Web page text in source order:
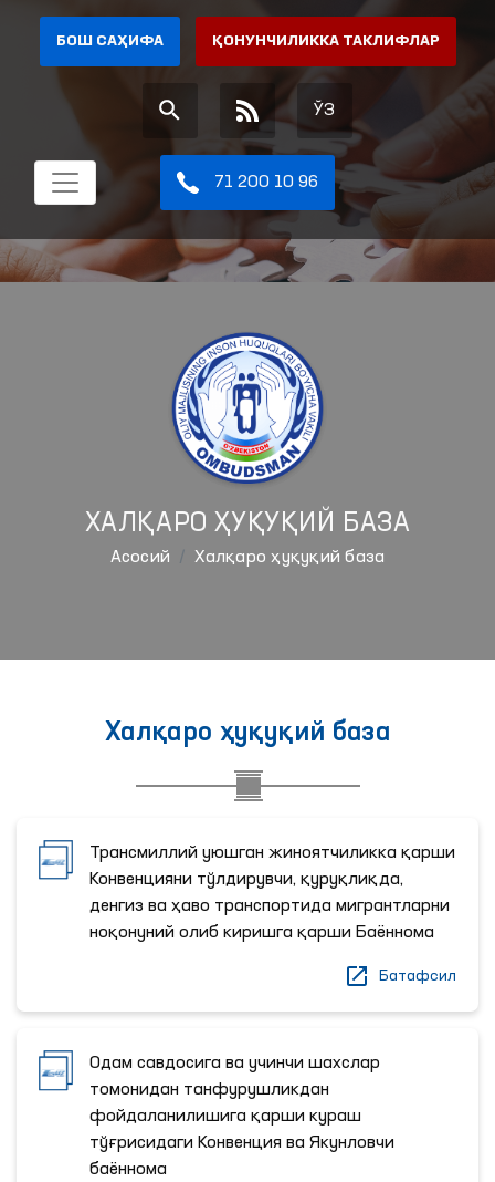
БОШ САҲИФА ҚОНУНЧИЛИККА ТАКЛИФЛАР
ЎЗ
71 200 10 96
ХАЛҚАРО ҲУҚУҚИЙ БАЗА
Aсосий Халқаро ҳуқуқий база
Халқаро ҳуқуқий база
Трансмиллий уюшган жиноятчиликка қарши
Конвенцияни тўлдирувчи, қуруқлиқда,
денгиз ва ҳаво транспортида мигрантларни
ноқонуний олиб киришга қарши Баённома
Батафсил
Одам савдосига ва учинчи шахслар
томонидан танфурушликдан
фойдаланилишига қарши кураш
тўғрисидаги Конвенция ва Якунловчи
баённома